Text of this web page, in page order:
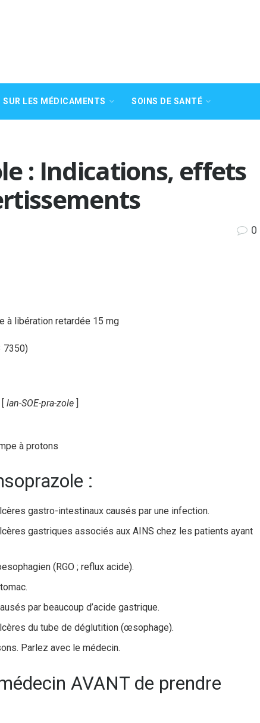
SUR LES MÉDICAMENTS SOINS DE SANTÉ
: Indications, effets
0
7350)
lan-SOE-pra-zole ]
à protons
:
gastro-intestinaux causés par une infection.
gastriques associés aux AINS chez les patients ayant
(RGO ; reflux acide).
par beaucoup d’acide gastrique.
du tube de déglutition (œsophage).
Parlez avec le médecin.
AVANT de prendre